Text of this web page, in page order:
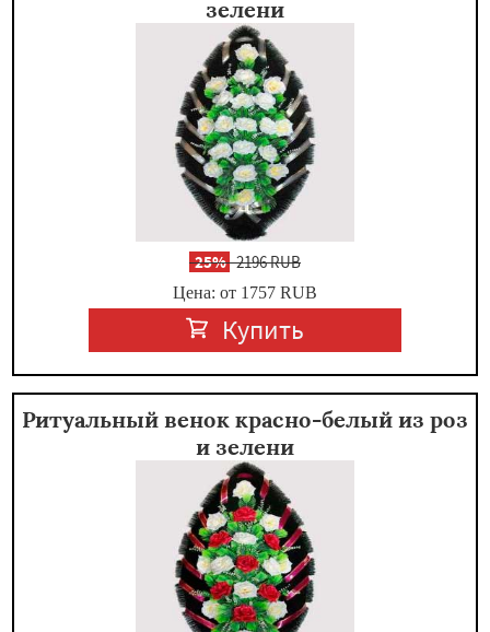
зелени
-25%2196 RUB
Цена: от 1757 RUB
Купить
Ритуальный венок красно-белый из роз
и зелени